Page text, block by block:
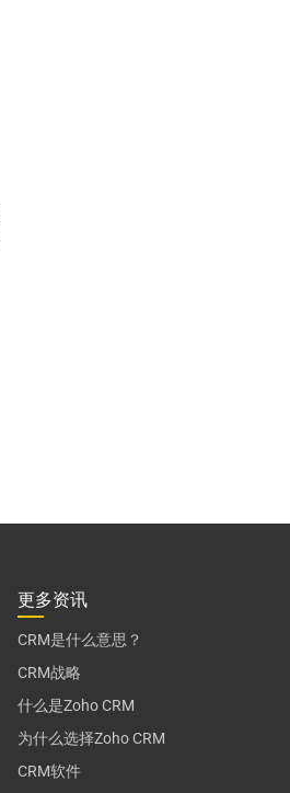
更多资讯
CRM是什么意思？
CRM战略
什么是Zoho CRM
为什么选择Zoho CRM
CRM软件